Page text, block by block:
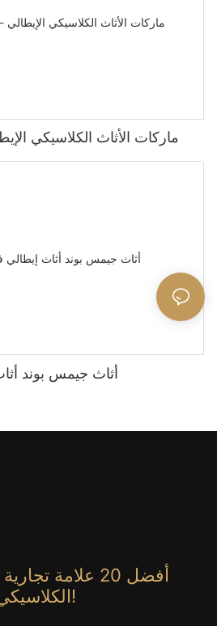
ماركات الأثاث الكلاسيكي
أثاث جيمس بوند
أفضل 20 علامة
الكلاسيكي!